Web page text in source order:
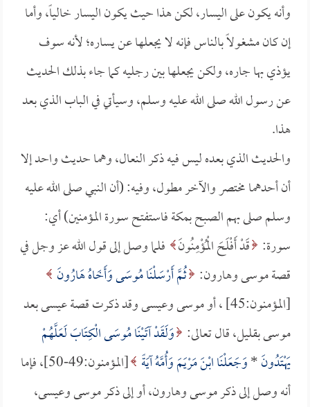
وأنه يكون على اليسار، لكن هذا حيث يكون اليسار خالياً، وأما
إن كان مشغولاً بالناس فإنه لا يجعلها عن يساره؛ لأنه سوف
يؤذي بها جاره، ولكن يجعلها بين رجليه كما جاء بذلك الحديث
عن رسول الله صلى الله عليه وسلم، وسيأتي في الباب الذي بعد
هذا.
والحديث الذي بعده ليس فيه ذكر النعال، وهما حديث واحد إلا
أن أحدهما مختصر والآخر مطول، وفيه: (أن النبي صلى الله عليه
وسلم صلى بهم الصبح بمكة فاستفتح سورة المؤمنين) أي:
سورة: قَدْ أَفْلَحَ الْمُؤْمِنُونَ فلما وصل إلى قول الله عز وجل في
قصة موسى وهارون: ثُمَّ أَرْسَلْنَا مُوسَى وَأَخَاهُ هَارُونَ
[المؤمنون:45] ، أو موسى وعيسى وقد ذكرت قصة عيسى بعد
موسى بقليل، قال تعالى: وَلَقَدْ آتَيْنَا مُوسَى الْكِتَابَ لَعَلَّهُمْ
يَهْتَدُونَ*وَجَعَلْنَا ابْنَ مَرْيَمَ وَأُمَّهُ آيَةً
[المؤمنون:49-50]، فإما
أنه وصل إلى ذكر موسى وهارون، أو إلى ذكر موسى وعيسى،